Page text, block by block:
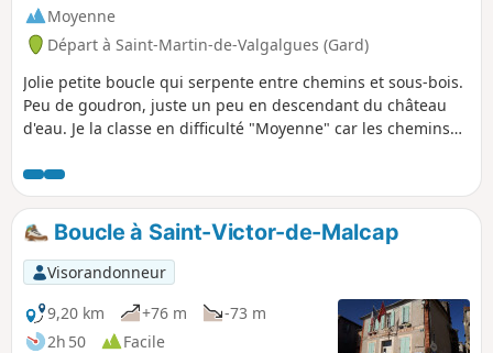
Moyenne
Départ à Saint-Martin-de-Valgalgues (Gard)
Jolie petite boucle qui serpente entre chemins et sous-bois.
Peu de goudron, juste un peu en descendant du château
d'eau. Je la classe en difficulté "Moyenne" car les chemins
Boucle à Saint-Victor-de-Malcap
Visorandonneur
9,20 km
+76 m
-73 m
2h 50
Facile